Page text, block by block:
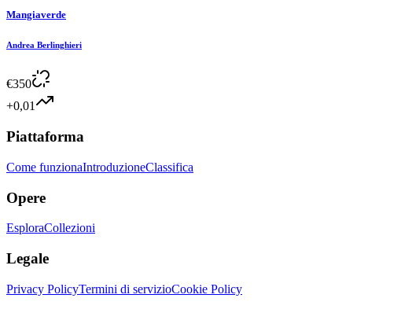
Mangiaverde
Andrea Berlinghieri
€350
+0,01
Piattaforma
Come funzionaIntroduzioneClassifica
Opere
EsploraCollezioni
Legale
Privacy PolicyTermini di servizioCookie Policy